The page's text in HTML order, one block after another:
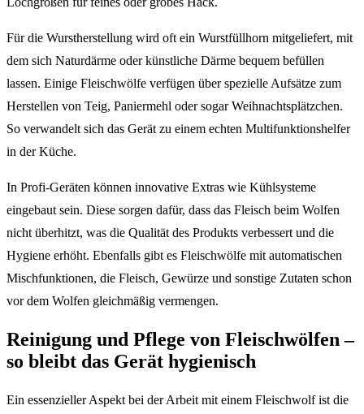
Für die Wurstherstellung wird oft ein Wurstfüllhorn mitgeliefert, mit
dem sich Naturdärme oder künstliche Därme bequem befüllen
lassen. Einige Fleischwölfe verfügen über spezielle Aufsätze zum
Herstellen von Teig, Paniermehl oder sogar Weihnachtsplätzchen.
So verwandelt sich das Gerät zu einem echten Multifunktionshelfer
in der Küche.
In Profi-Geräten können innovative Extras wie Kühlsysteme
eingebaut sein. Diese sorgen dafür, dass das Fleisch beim Wolfen
nicht überhitzt, was die Qualität des Produkts verbessert und die
Hygiene erhöht. Ebenfalls gibt es Fleischwölfe mit automatischen
Mischfunktionen, die Fleisch, Gewürze und sonstige Zutaten schon
vor dem Wolfen gleichmäßig vermengen.
Reinigung und Pflege von Fleischwölfen –
so bleibt das Gerät hygienisch
Ein essenzieller Aspekt bei der Arbeit mit einem Fleischwolf ist die